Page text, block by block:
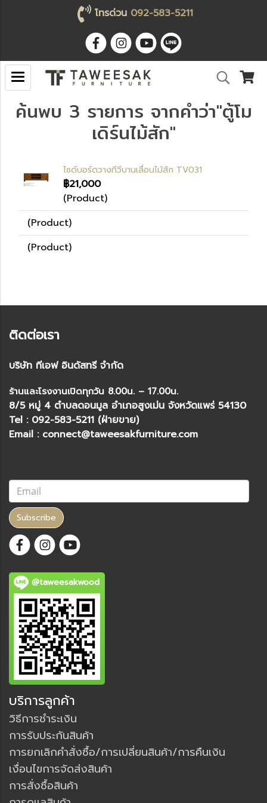
โทรด่วน 092-583-5211
ค้นพบ 3 รายการ จากคำว่า"ตู้โม
เดิร์นไม้สัก"
ไซด์บอร์ดวางทีวีบานเลื่อนไม้สัก TV031
฿21,000
(Product)
(Product)
(Product)
ติดต่อเรา
บริษัท ทีเอฟ อินดัสทรี จำกัด
ร้านและโรงงานเปิดทุกวัน 8.00น. – 17.00น.
8/5 หมู่ 4 ตำบลดอนมูล อำเภอสูงเม่น จังหวัดแพร่ 54130
Tel : 092-583-5211 (ฝ่ายขาย)
Email : connect@taweesakfurniture.com
Subscribe
@taweesakwood
บริการลูกค้า
วิธีการชำระเงิน
การรับประกันสินค้า
การยกเลิกคำสั่งซื้อ/การเปลี่ยนสินค้า/การคืนเงิน
เงื่อนไขการจัดส่งสินค้า
การสั่งซื้อสินค้า